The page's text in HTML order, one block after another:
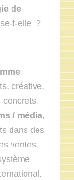
de
t-elle ?
créative,
concrets.
/ média,
dans des
ventes,